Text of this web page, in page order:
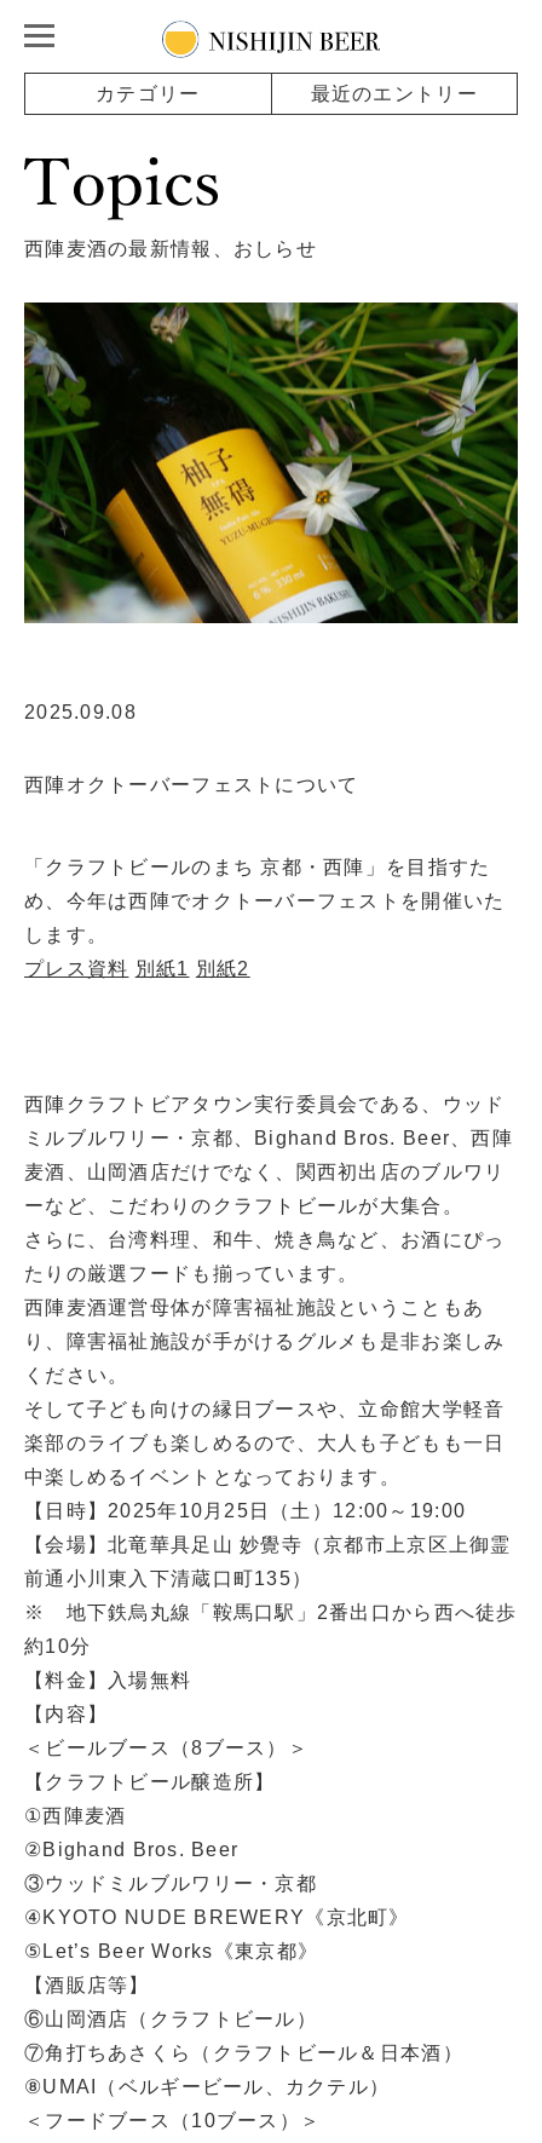
西陣麦酒の最新情報、おしらせ
カテゴリー 最近のエントリー
2025.09.08
西陣オクトーバーフェストについて
「クラフトビールのまち 京都・西陣」を目指すた
め、今年は西陣でオクトーバーフェストを開催いた
します。
プレス資料 別紙1 別紙2
西陣クラフトビアタウン実行委員会である、ウッド
ミルブルワリー・京都、Bighand Bros. Beer、西陣
麦酒、山岡酒店だけでなく、関西初出店のブルワリ
ーなど、こだわりのクラフトビールが大集合。
さらに、台湾料理、和牛、焼き鳥など、お酒にぴっ
たりの厳選フードも揃っています。
西陣麦酒運営母体が障害福祉施設ということもあ
り、障害福祉施設が手がけるグルメも是非お楽しみ
ください。
そして子ども向けの縁日ブースや、立命館大学軽音
楽部のライブも楽しめるので、大人も子どもも一日
中楽しめるイベントとなっております。
【日時】2025年10月25日（土）12:00～19:00
【会場】北竜華具足山 妙覺寺（京都市上京区上御霊
前通小川東入下清蔵口町135）
※ 地下鉄烏丸線「鞍馬口駅」2番出口から西へ徒歩
約10分
【料金】入場無料
【内容】
＜ビールブース（8ブース）＞
【クラフトビール醸造所】
①西陣麦酒
②Bighand Bros. Beer
③ウッドミルブルワリー・京都
④KYOTO NUDE BREWERY《京北町》
⑤Let’s Beer Works《東京都》
【酒販店等】
⑥山岡酒店（クラフトビール）
⑦角打ちあさくら（クラフトビール＆日本酒）
⑧UMAI（ベルギービール、カクテル）
＜フードブース（10ブース）＞